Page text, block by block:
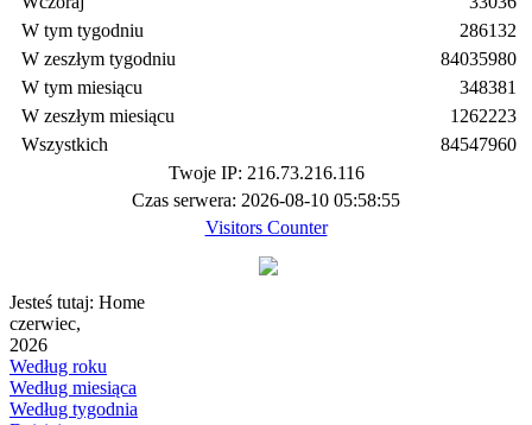
W tym tygodniu
W zeszłym tygodniu
W tym miesiącu
W zeszłym miesiącu
Wszystkich
286132
84035980
348381
1262223
84547960
Twoje IP: 216.73.216.116
Czas serwera: 2026-08-10 05:58:55
Visitors Counter
Jesteś tutaj: Home
czerwiec,
2026
Według roku
Według miesiąca
Według tygodnia